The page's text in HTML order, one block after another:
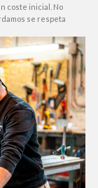
coste inicial. No
se respeta